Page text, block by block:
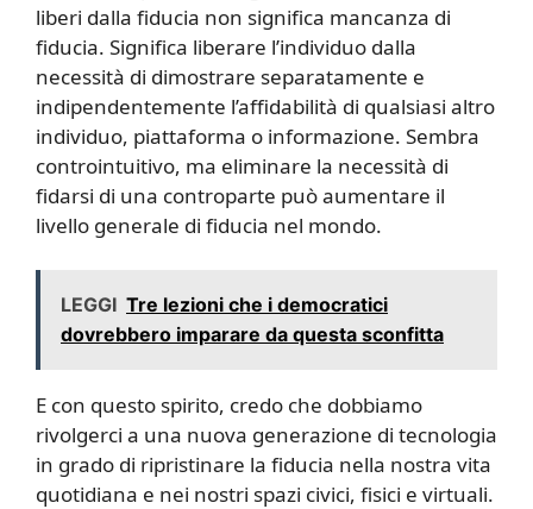
liberi dalla fiducia non significa mancanza di
fiducia. Significa liberare l’individuo dalla
necessità di dimostrare separatamente e
indipendentemente l’affidabilità di qualsiasi altro
individuo, piattaforma o informazione. Sembra
controintuitivo, ma eliminare la necessità di
fidarsi di una controparte può aumentare il
livello generale di fiducia nel mondo.
LEGGI Tre lezioni che i democratici
dovrebbero imparare da questa sconfitta
E con questo spirito, credo che dobbiamo
rivolgerci a una nuova generazione di tecnologia
in grado di ripristinare la fiducia nella nostra vita
quotidiana e nei nostri spazi civici, fisici e virtuali.